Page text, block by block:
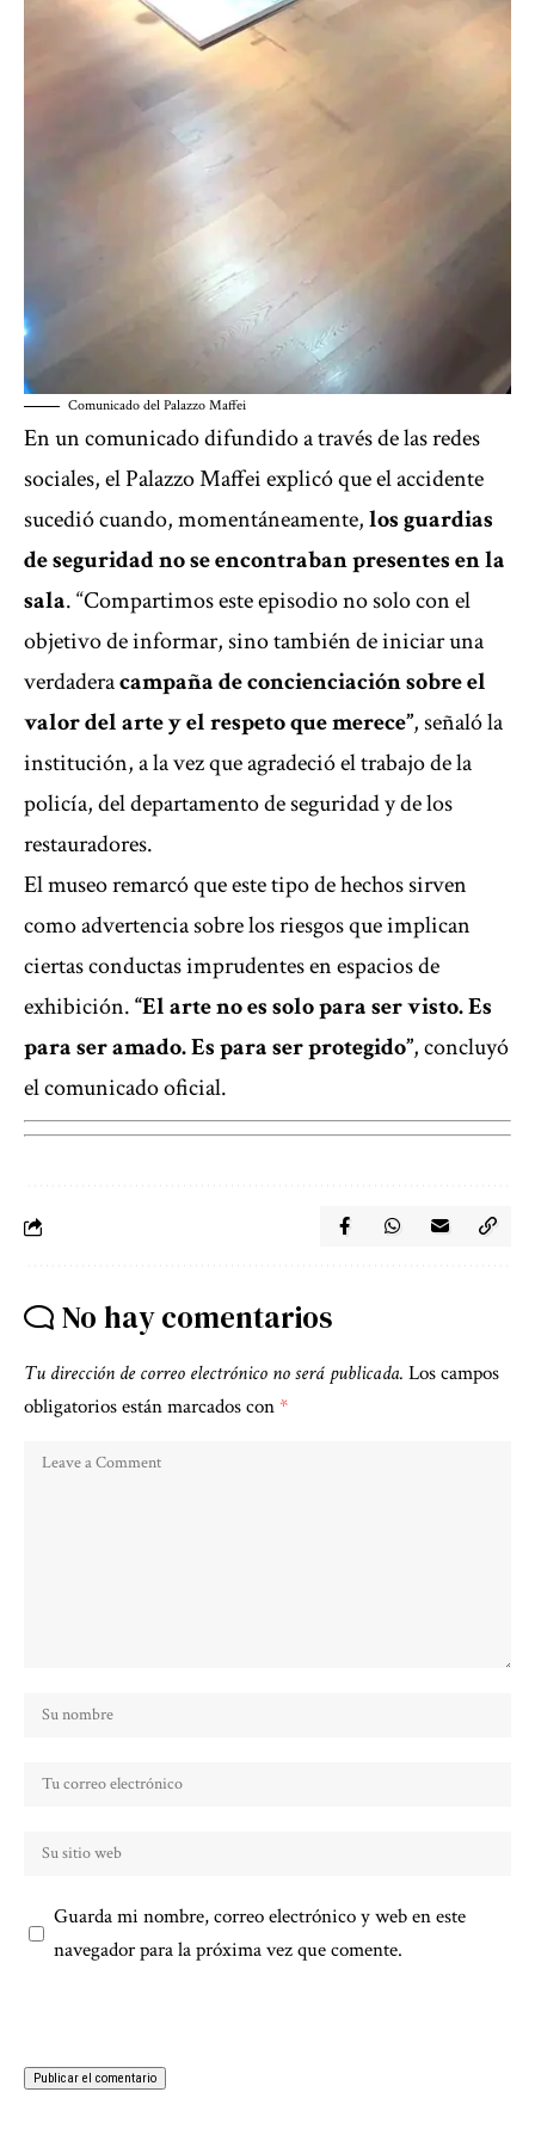
Comunicado del Palazzo Maffei
En un comunicado difundido a través de las redes
sociales, el Palazzo Maffei explicó que el accidente
sucedió cuando, momentáneamente,los guardias
de seguridad no se encontraban presentes en la
sala. “Compartimos este episodio no solo con el
objetivo de informar, sino también de iniciar una
verdaderacampaña de concienciación sobre el
valor del arte y el respeto que merece”, señaló la
institución, a la vez que agradeció el trabajo de la
policía, del departamento de seguridad y de los
restauradores.
El museo remarcó que este tipo de hechos sirven
como advertencia sobre los riesgos que implican
ciertas conductas imprudentes en espacios de
exhibición.“El arte no es solo para ser visto. Es
para ser amado. Es para ser protegido”, concluyó
el comunicado oficial.
No hay comentarios
Tu dirección de correo electrónico no será publicada. Los campos
obligatorios están marcados con*
Guarda mi nombre, correo electrónico y web en este
navegador para la próxima vez que comente.